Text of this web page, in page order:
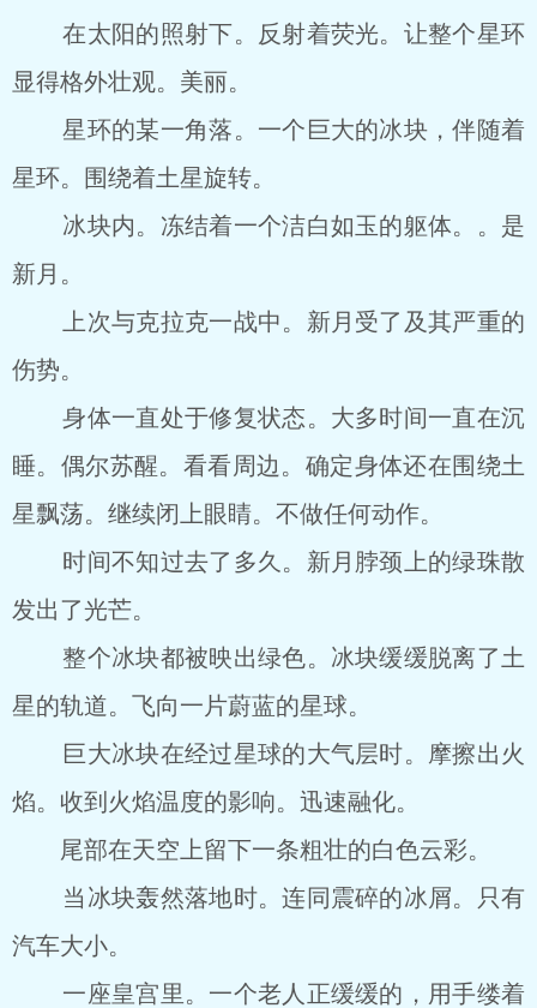
在太阳的照射下。反射着荧光。让整个星环
显得格外壮观。美丽。
星环的某一角落。一个巨大的冰块，伴随着
星环。围绕着土星旋转。
冰块内。冻结着一个洁白如玉的躯体。。是
新月。
上次与克拉克一战中。新月受了及其严重的
伤势。
身体一直处于修复状态。大多时间一直在沉
睡。偶尔苏醒。看看周边。确定身体还在围绕土
星飘荡。继续闭上眼睛。不做任何动作。
时间不知过去了多久。新月脖颈上的绿珠散
发出了光芒。
整个冰块都被映出绿色。冰块缓缓脱离了土
星的轨道。飞向一片蔚蓝的星球。
巨大冰块在经过星球的大气层时。摩擦出火
焰。收到火焰温度的影响。迅速融化。
尾部在天空上留下一条粗壮的白色云彩。
当冰块轰然落地时。连同震碎的冰屑。只有
汽车大小。
一座皇宫里。一个老人正缓缓的，用手缕着